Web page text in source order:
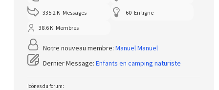
335.2 K Messages 60 En ligne
38.6 K Membres
Notre nouveau membre: Manuel Manuel
Dernier Message: Enfants en camping naturiste
Icônes du forum: